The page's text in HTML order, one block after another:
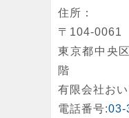
住所：
〒104-0061
東京都中央
階
有限会社お
電話番号:03-